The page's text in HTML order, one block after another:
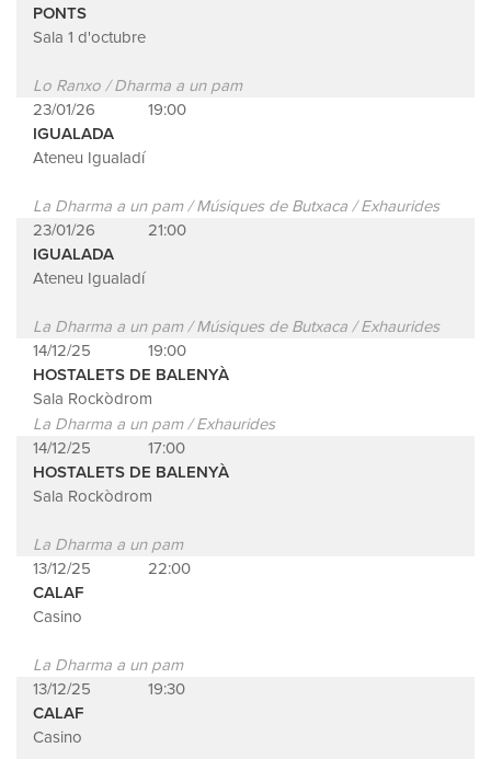
PONTS
Sala 1 d'octubre
Lo Ranxo / Dharma a un pam
23/01/26
19:00
IGUALADA
Ateneu Igualadí
La Dharma a un pam / Músiques de Butxaca / Exhaurides
23/01/26
21:00
IGUALADA
Ateneu Igualadí
La Dharma a un pam / Músiques de Butxaca / Exhaurides
14/12/25
19:00
HOSTALETS DE BALENYÀ
Sala Rockòdrom
La Dharma a un pam / Exhaurides
14/12/25
17:00
HOSTALETS DE BALENYÀ
Sala Rockòdrom
La Dharma a un pam
13/12/25
22:00
CALAF
Casino
La Dharma a un pam
13/12/25
19:30
CALAF
Casino